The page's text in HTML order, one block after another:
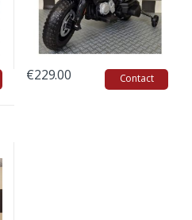
€229.00 Contact